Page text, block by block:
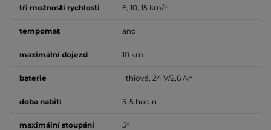
tři možnosti rychlosti 6, 10, 15 km/h
tempomat ano
maximální dojezd 10 km
baterie lithiová, 24 V/2,6 Ah
doba nabití 3-5 hodin
maximální stoupání 5°